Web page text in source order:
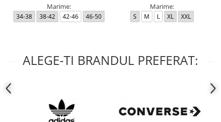
Marime:
34-38 38-42 42-46 46-50
Marime:
S M L XL XXL
ALEGE-TI BRANDUL PREFERAT: